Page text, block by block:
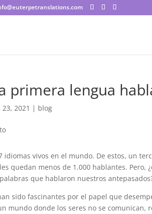
primera lengua
23, 2021 | blog
idiomas vivos en el mundo. De estos, un
quedan menos de 1.000 hablantes. Pero,
que hablaron nuestros
sido fascinantes por el papel que
mundo donde los seres no se